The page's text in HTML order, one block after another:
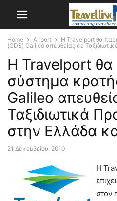
Home Airport
Η Travelport θα
(GDS) Galileo απευθείας σε
Η Travelport θα
σύστημα
Galileo
Ταξιδιωτικά
στην Ελλάδα
21 Δεκεμβρίου, 2010
Η
στον